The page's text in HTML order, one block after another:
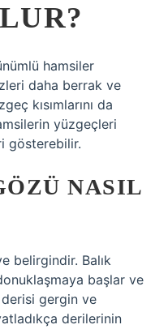
hamsiler
daha berrak ve
kısımlarını da
yüzgeçleri
gösterebilir.
NASIL
belirgindir. Balık
başlar ve
derisi gergin ve
derilerinin